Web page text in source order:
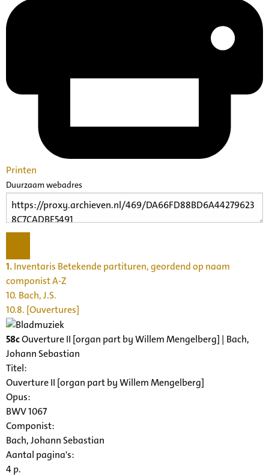
Printen
Duurzaam webadres
1.Inventaris Betekende partituren, geordend op naam
componist A-Z
10. Bach, J.S.
10.8. [Ouvertures]
58cOuverture II [organ part by Willem Mengelberg] | Bach,
Johann Sebastian
Titel:
Ouverture II [organ part by Willem Mengelberg]
Opus:
BWV 1067
Componist:
Bach, Johann Sebastian
Aantal pagina's:
4 p.